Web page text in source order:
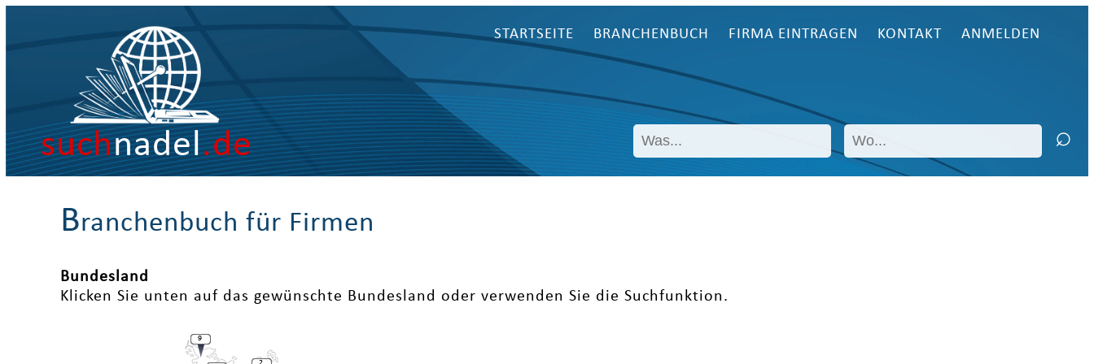
suchnadel.de
STARTSEITE BRANCHENBUCH FIRMA EINTRAGEN KONTAKT ANMELDEN
Branchenbuch für Firmen
Bundesland
Klicken Sie unten auf das gewünschte Bundesland oder verwenden Sie die Suchfunktion.
9